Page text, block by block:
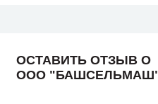
ОСТАВИТЬ ОТЗЫВ О
ООО